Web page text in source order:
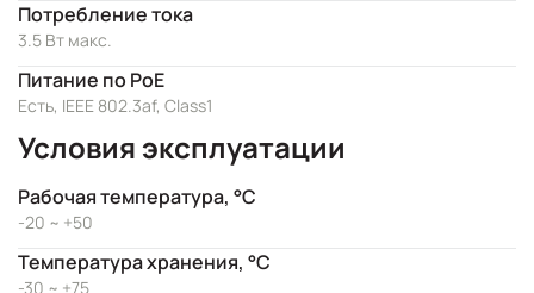
Потребление тока
3.5 Вт макс.
Питание по PoE
Есть, IEEE 802.3af, Class1
Условия эксплуатации
Рабочая температура, °C
-20 ~ +50
Температура хранения, °C
-30 ~ +75